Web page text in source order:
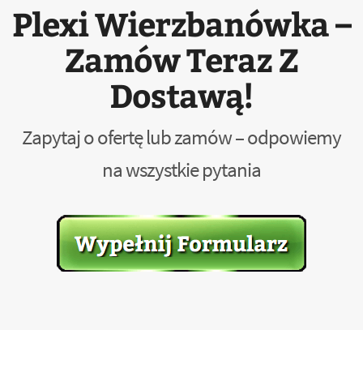
Plexi Wierzbanówka –
Zamów Teraz Z
Dostawą!
Zapytaj o ofertę lub zamów – odpowiemy
na wszystkie pytania